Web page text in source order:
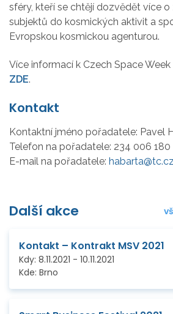
sféry, kteří se chtějí dozvědět více
subjektů do kosmických aktivit a
Evropskou kosmickou agenturou.
Více informací k Czech Space
ZDE.
Kontakt
Kontaktní jméno pořadatele: Pavel
Telefon na pořadatele: 234 006 180
E-mail na pořadatele: habarta@tc.cz
Další akce
Kontakt – Kontrakt MSV 2021
Kdy: 8.11.2021 - 10.11.2021
Kde: Brno